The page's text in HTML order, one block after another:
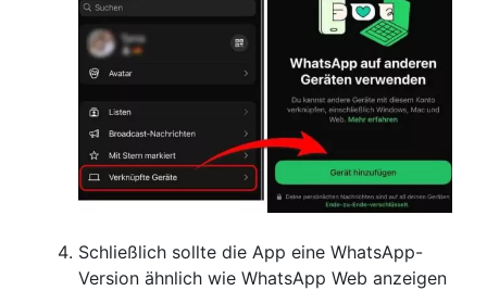
Schließlich sollte die App eine WhatsApp-
Version ähnlich wie WhatsApp Web anzeigen